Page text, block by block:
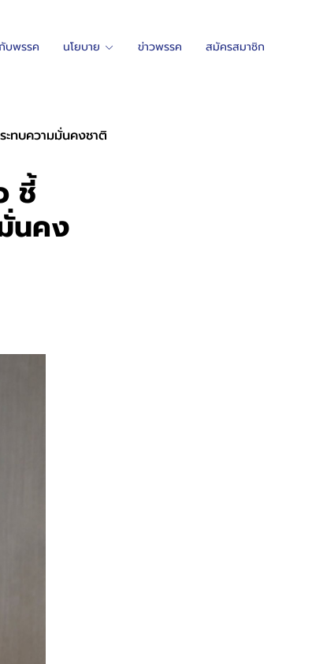
บพรรค นโยบาย ข่าวพรรค สมัครสมาชิก
ทบความมั่นคงชาติ
ชี้
นคง